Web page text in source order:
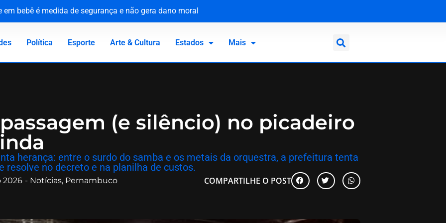
bebê é medida de segurança e não gera dano moral
e reforça compromisso com a defesa da saúde pública
Canadá: a virada de vida de Jacaré
vítimas no 81º aniversário do ataque atômico
Política Esporte Arte & Cultura Estados Mais
(e silêncio) no picadeiro
herança: entre o surdo do samba e os metais da orquestra, a prefeitura tenta
resolve no decreto e na planilha de custos.
2026 - Notícias, Pernambuco COMPARTILHE O POST